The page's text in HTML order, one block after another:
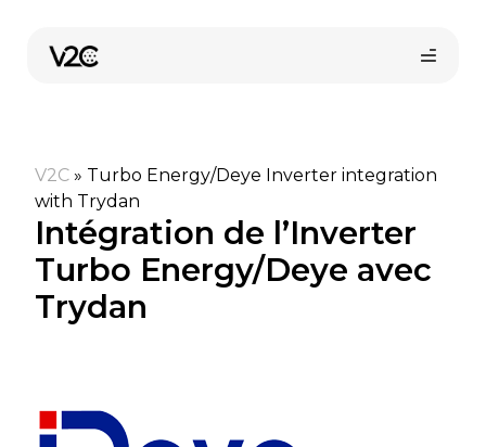
contenu
Trouvez votre installateur
V2C » Turbo Energy/Deye Inverter integration
with Trydan
Intégration de l’Inverter
Turbo Energy/Deye avec
Trydan